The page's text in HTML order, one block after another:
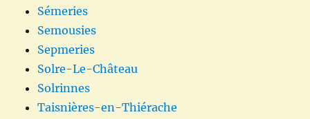
Sémeries
Semousies
Sepmeries
Solre-Le-Château
Solrinnes
Taisnières-en-Thiérache